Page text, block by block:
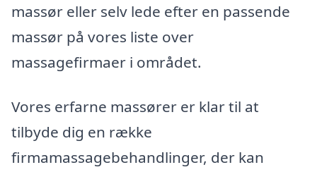
massør eller selv lede efter en passende
massør på vores liste over
massagefirmaer i området.
Vores erfarne massører er klar til at
tilbyde dig en række
firmamassagebehandlinger, der kan